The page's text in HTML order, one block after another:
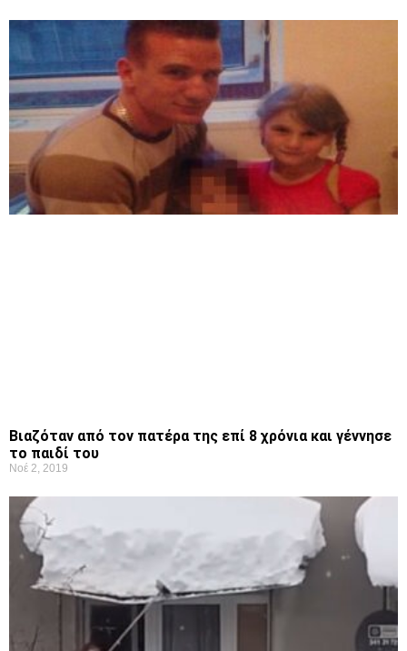
Βιαζόταν από τον πατέρα της επί 8 χρόνια και γέννησε
το παιδί του
Νοέ 2, 2019